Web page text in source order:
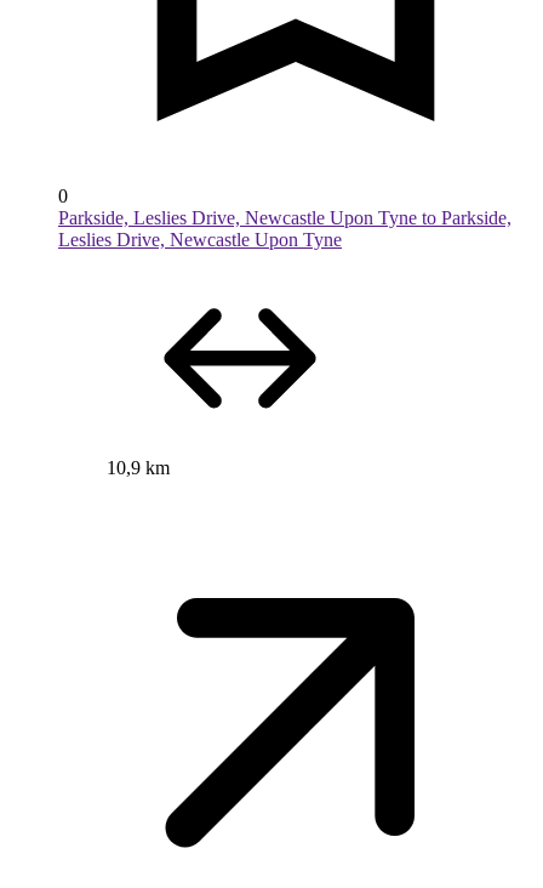
0
Parkside, Leslies Drive, Newcastle Upon Tyne to Parkside,
Leslies Drive, Newcastle Upon Tyne
10,9 km